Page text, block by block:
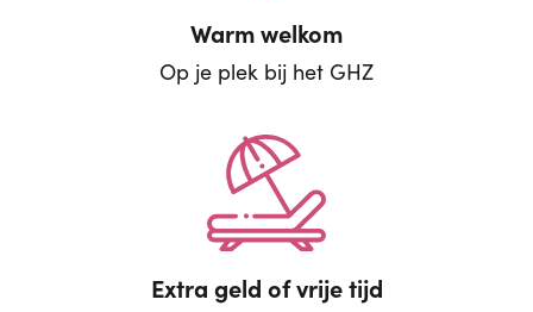
Warm welkom
Op je plek bij het GHZ
Extra geld of vrije tijd